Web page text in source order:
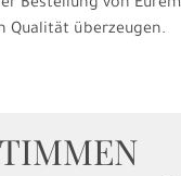
Bestellung von Eurem
Qualität überzeugen.